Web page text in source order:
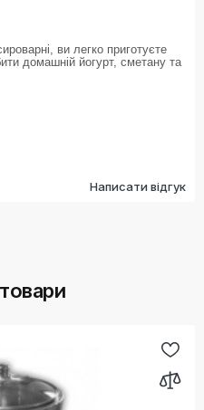
ви легко приготуєте
домашній йогурт, сметану та
Написати відгук